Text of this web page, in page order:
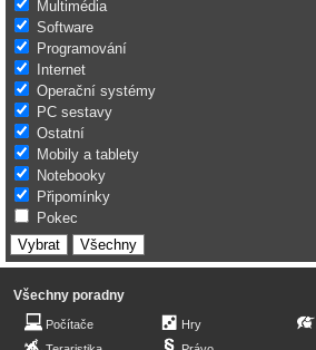
Multimédia
Software
Programování
Internet
Operační systémy
PC sestavy
Ostatní
Mobily a tablety
Notebooky
Připomínky
Pokec
Všechny poradny
Počítače
Hry